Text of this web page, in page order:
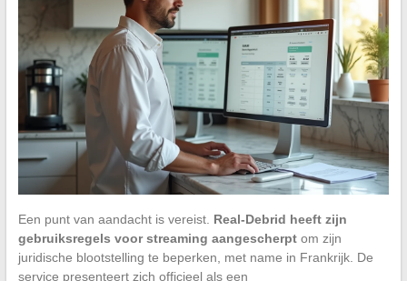
Een punt van aandacht is vereist. Real-Debrid heeft zijn
gebruiksregels voor streaming aangescherptom zijn
juridische blootstelling te beperken, met name in Frankrijk. De
service presenteert zich officieel als een